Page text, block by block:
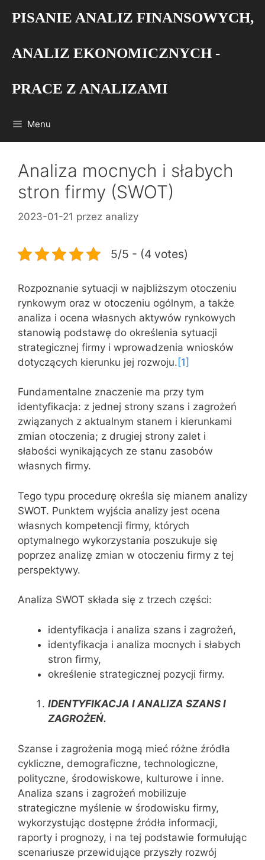
PISANIE ANALIZ FINANSOWYCH,
ANALIZ EKONOMICZNYCH -
PRACE Z ANALIZAMI
Menu
Analiza mocnych i słabych
stron firmy (SWOT)
2023-01-21 przez analizy
5/5 - (4 votes)
Rozpoznanie sytuacji w najbliższym otoczeniu
rynkowym oraz w otoczeniu ogólnym, a także
analiza i ocena własnych aktywów rynkowych
stanowią podstawę do określenia sytuacji
strategicznej firmy i wprowadzenia wniosków
dotyczących kierunku jej rozwoju. [1]
Fundamentalne znaczenie ma przy tym
identyfikacja: z jednej strony szans i zagrożeń
związanych z aktualnym stanem i kierunkami
zmian otoczenia; z drugiej strony zalet i
słabości wynikających ze stanu zasobów
własnych firmy.
Tego typu procedurę określa się mianem analizy
SWOT. Punktem wyjścia analizy jest ocena
własnych kompetencji firmy, których
optymalnego wykorzystania poszukuje się
poprzez analizę zmian w otoczeniu firmy z tej
perspektywy.
Analiza SWOT składa się z trzech części:
identyfikacja i analiza szans i zagrożeń,
identyfikacja i analiza mocnych i słabych
stron firmy,
określenie strategicznej pozycji firmy.
IDENTYFIKACJA I ANALIZA SZANS I
ZAGROŻEŃ.
Szanse i zagrożenia mogą mieć różne źródła
cykliczne, demograficzne, technologiczne,
polityczne, środowiskowe, kulturowe i inne.
Analiza szans i zagrożeń mobilizuje
strategiczne myślenie w środowisku firmy,
wykorzystując dostępne źródła informacji,
raporty i prognozy, i na tej podstawie formułując
scenariusze przewidujące przyszły rozwój